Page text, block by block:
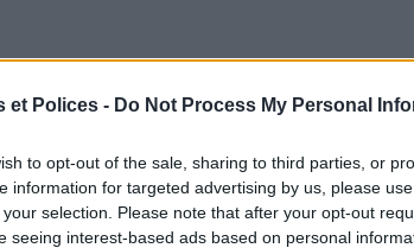
et Polices - Do Not Process My Personal
to opt-out of the sale, sharing to third parties, or
information for targeted advertising by us, please
selection. Please note that after your opt-out
seeing interest-based ads based on personal
de votre police pour le téléchargement.